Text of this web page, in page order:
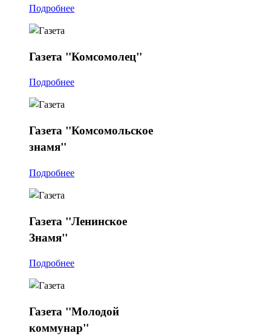
Подробнее
Газета "Комсомолец"
Подробнее
Газета "Комсомольское
знамя"
Подробнее
Газета "Ленинское
Знамя"
Подробнее
Газета "Молодой
коммунар"